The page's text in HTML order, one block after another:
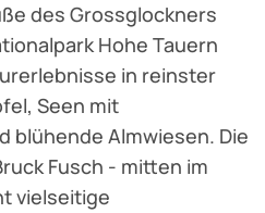
des Grossglockners
Hohe Tauern
in reinster
Seen mit
blühende Almwiesen. Die
Fusch - mitten im
vielseitige